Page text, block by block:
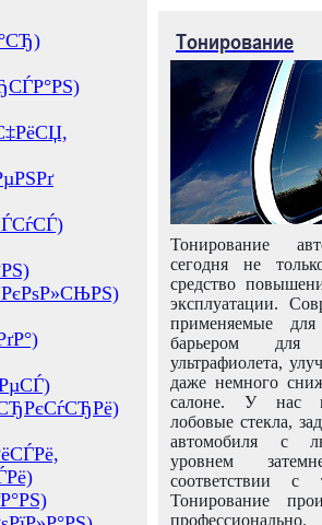
Тонирование
Тонирование
сегодня не
средство
эксплуатации.
применяемые
барьером для
ультрафиолета,
даже немного
салоне. У нас
лобовые стекла,
автомобиля с
уровнем
соответствии с
Тонирование
профессионально.